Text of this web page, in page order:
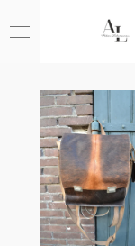
direct
hoofdinhoud